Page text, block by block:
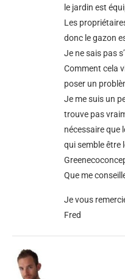
le jardin est
Les
donc le gazon
Je ne sais pas
Comment cela
poser un
Je me suis un
trouve pas
nécessaire que
qui semble être
Que me
Je vous
Fred